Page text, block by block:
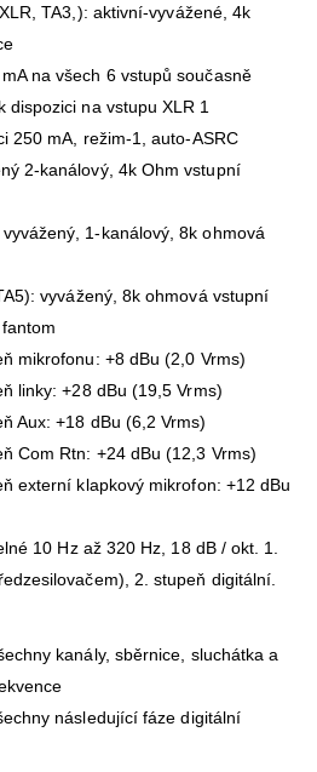
TA3,): aktivní-vyvážené, 4k
na všech 6 vstupů současně
dispozici na vstupu XLR 1
250 mA, režim-1, auto-ASRC
2-kanálový, 4k Ohm vstupní
1-kanálový, 8k ohmová
vyvážený, 8k ohmová vstupní
mikrofonu: +8 dBu (2,0 Vrms)
linky: +28 dBu (19,5 Vrms)
Aux: +18 dBu (6,2 Vrms)
Com Rtn: +24 dBu (12,3 Vrms)
externí klapkový mikrofon: +12 dBu
10 Hz až 320 Hz, 18 dB / okt. 1.
2. stupeň digitální.
kanály, sběrnice, sluchátka a
následující fáze digitální